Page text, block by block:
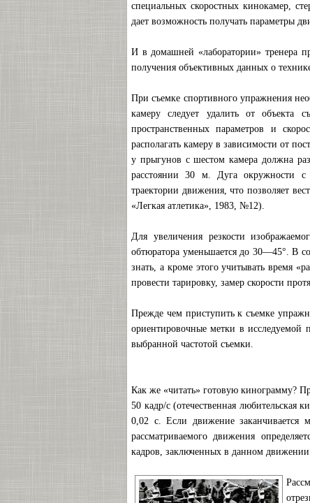
специальных скоростных кинокамер,
дает возможность получать параметры
И в домашней «лаборатории» тренера
получения объективных данных о
При съемке спортивного упражнения
камеру следует удалить от
пространственных параметров и
располагать камеру в зависимости от
у прыгунов с шестом камера должна
расстоянии 30 м. Дуга окружности с
траектории движения, что позволяет
«Легкая атлетика», 1983, №12).
Для увеличения резкости
обтюратора уменьшается до 30—45°. В
знать, а кроме этого учитывать время
провести тарировку, замер скорости
Прежде чем приступить к съемке
ориентировочные метки в исследуемой
выбранной частотой съемки.
Как же «читать» готовую кинограмму?
50 кадр/с (отечественная любительская
0,02 с. Если движение заканчивается
рассматриваемого движения
кадров, заключенных в данном